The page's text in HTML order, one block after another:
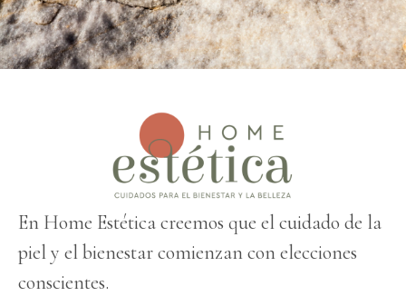
En Home Estética creemos que el cuidado de la
piel y el bienestar comienzan con elecciones
conscientes.